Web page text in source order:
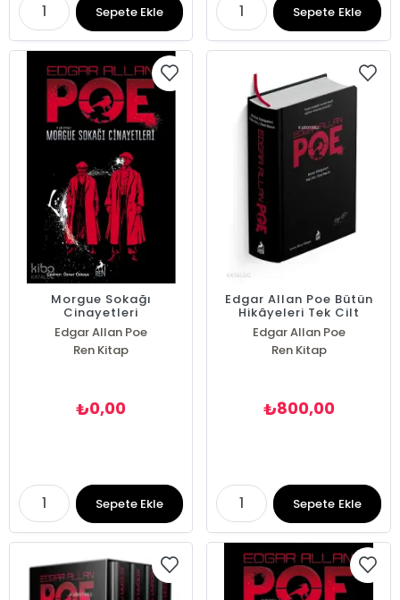
Sepete Ekle Sepete Ekle
Morgue Sokağı
Cinayetleri
Edgar Allan Poe
Ren Kitap
₺0,00
Sepete Ekle
Edgar Allan Poe Bütün
Hikâyeleri Tek Cilt
Edgar Allan Poe
Ren Kitap
₺800,00
Sepete Ekle